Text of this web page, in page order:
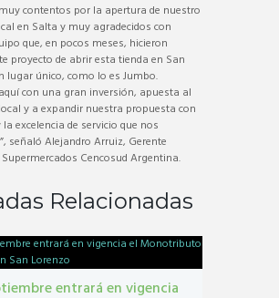
contentos por la apertura de nuestro
en Salta y muy agradecidos con
que, en pocos meses, hicieron
proyecto de abrir esta tienda en San
lugar único, como lo es Jumbo.
con una gran inversión, apuesta al
y a expandir nuestra propuesta con
excelencia de servicio que nos
señaló Alejandro Arruiz, Gerente
Cencosud Argentina.
Relacionadas
entrará en vigencia